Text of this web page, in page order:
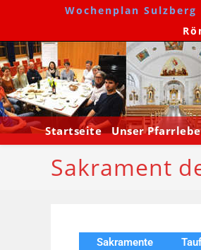
Wochenplan Sulzberg
Startseite Unser
Sakrament
Sakramente